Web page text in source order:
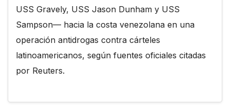
USS Gravely, USS Jason Dunham y USS
Sampson— hacia la costa venezolana en una
operación antidrogas contra cárteles
latinoamericanos, según fuentes oficiales citadas
por Reuters.